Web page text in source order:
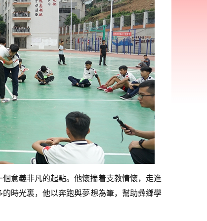
意義非凡的起點。他懷揣着支教情懷，走進
時光裏，他以奔跑與夢想為筆，幫助彝鄉學